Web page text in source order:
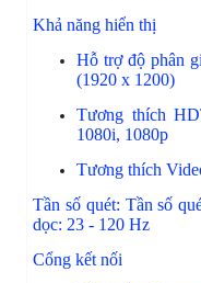
Khả năng hiển thị
Hỗ trợ độ phân
(1920 x 1200)
Tương thích
1080i, 1080p
Tương thích
Tần số quét: Tần số
dọc: 23 - 120 Hz
Cổng kết nối